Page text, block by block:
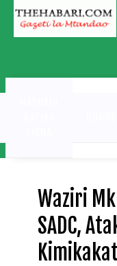
Skip
content
Waziri
SADC,